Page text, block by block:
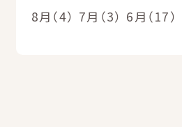
8月（4） 7月（3） 6月（17）